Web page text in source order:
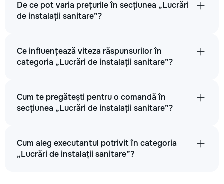
De ce pot varia prețurile în secțiunea „Lucrări
de instalații sanitare”?
Ce influențează viteza răspunsurilor în
categoria „Lucrări de instalații sanitare”?
Cum te pregătești pentru o comandă în
secțiunea „Lucrări de instalații sanitare”?
Cum aleg executantul potrivit în categoria
„Lucrări de instalații sanitare”?